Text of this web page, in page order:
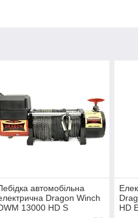
автомобільна
Dragon Winch
13000 HD S
HD